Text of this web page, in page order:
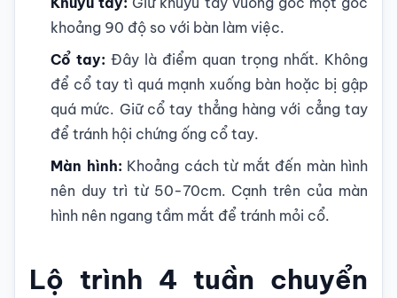
khoảng 90 độ so với bàn làm việc.
Cổ tay: Đây là điểm quan trọng nhất. Không
để cổ tay tì quá mạnh xuống bàn hoặc bị gập
quá mức. Giữ cổ tay thẳng hàng với cẳng tay
để tránh hội chứng ống cổ tay.
Màn hình: Khoảng cách từ mắt đến màn hình
nên duy trì từ 50-70cm. Cạnh trên của màn
hình nên ngang tầm mắt để tránh mỏi cổ.
Lộ trình 4 tuần chuyển